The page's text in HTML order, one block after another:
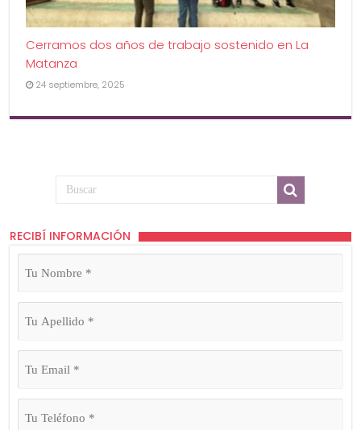
Cerramos dos años de trabajo sostenido en La
Matanza
24 septiembre, 2025
RECIBÍ INFORMACIÓN
Tu
Nombre
Tu
Apellido
Tu
Email
Tu
Teléfono